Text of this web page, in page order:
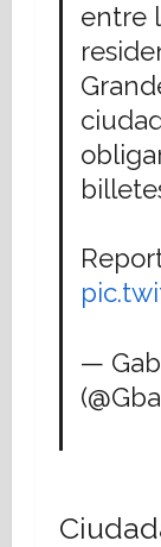
entre
—